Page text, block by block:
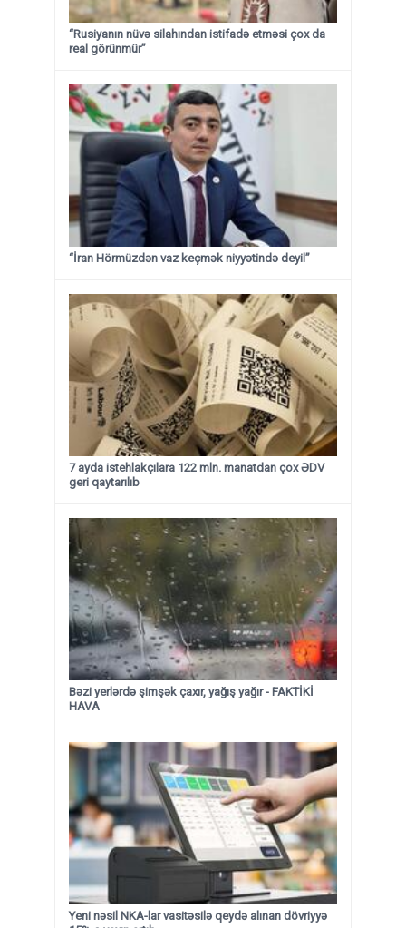
“Rusiyanın nüvə silahından istifadə etməsi çox da
real görünmür”
“İran Hörmüzdən vaz keçmək niyyətində deyil”
7 ayda istehlakçılara 122 mln. manatdan çox ƏDV
geri qaytarılıb
Bəzi yerlərdə şimşək çaxır, yağış yağır - FAKTİKİ
HAVA
Yeni nəsil NKA-lar vasitəsilə qeydə alınan dövriyyə